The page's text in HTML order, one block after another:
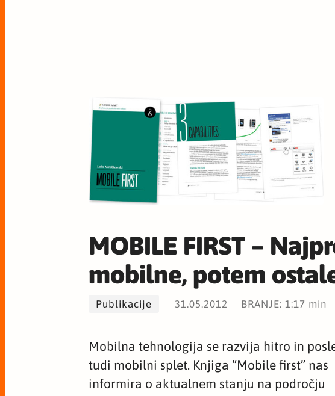
MOBILE FIRST –
mobilne, potem
Publikacije 31.05.2012 BRANJE: 1:17 min
Mobilna tehnologija se razvija hitro in
tudi mobilni splet. Knjiga “Mobile first” nas
informira o aktualnem stanju na področju